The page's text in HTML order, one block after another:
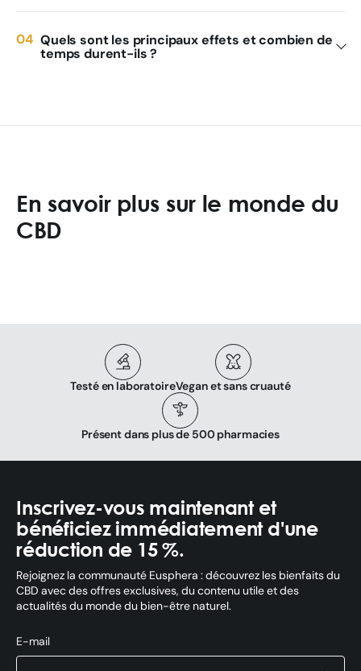
Quels sont les principaux effets et combien de
temps durent-ils ?
En savoir plus sur le monde du
CBD
Testé en laboratoireVegan et sans cruauté
Présent dans plus de 500 pharmacies
Inscrivez-vous maintenant et
bénéficiez immédiatement d'une
réduction de 15 %.
Rejoignez la communauté Eusphera : découvrez les bienfaits du
CBD avec des offres exclusives, du contenu utile et des
actualités du monde du bien-être naturel.
E-mail